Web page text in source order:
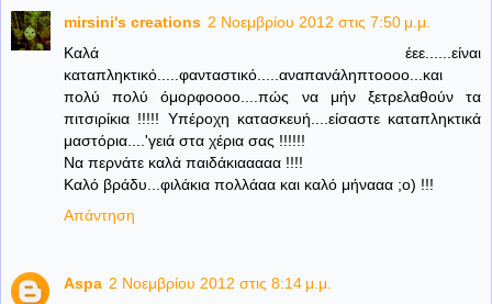
mirsini's creations 2 Νοεμβρίου 2012 στις 7:50 μ.μ.
Καλά έεε......είναι
καταπληκτικό.....φανταστικό.....αναπανάληπτοοοο...και
πολύ πολύ όμορφοοοο....πώς να μήν ξετρελαθούν τα
πιτσιρίκια !!!!! Υπέροχη κατασκευή....είσαστε καταπληκτικά
μαστόρια....'γειά στα χέρια σας !!!!!!
Να περνάτε καλά παιδάκιααααα !!!!
Καλό βράδυ...φιλάκια πολλάαα και καλό μήνααα ;ο) !!!
Απάντηση
Aspa 2 Νοεμβρίου 2012 στις 8:14 μ.μ.